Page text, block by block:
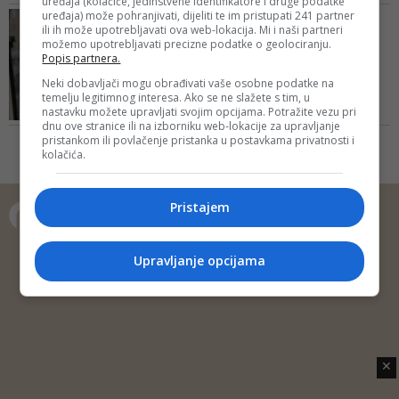
Lavić je dobio deset godina
zabrane obavljanja profesionalne
djelatnosti nakon izdržavanja
VIŠEMILIONSKA ŠTETA
Zaštitaru 'Murexa' osam
godina i pet mjeseci
Pobjegao je u službenom
automobilu 'renault megane', a
uhapšen je 21. septembra u
Višegradu
Copyright © 2014 Depo Portal
Kontakt Marketing
Privatnost korisnika
O nama
✕
uređaja) može pohranjivati, dijeliti te im pristupati 241 partner
ili ih može upotrebljavati ova web-lokacija. Mi i naši partneri
možemo upotrebljavati precizne podatke o geolociranju.
Popis partnera.
Neki dobavljači mogu obrađivati vaše osobne podatke na
temelju legitimnog interesa. Ako se ne slažete s tim, u
nastavku možete upravljati svojim opcijama. Potražite vezu pri
dnu ove stranice ili na izborniku web-lokacije za upravljanje
pristankom ili povlačenje pristanka u postavkama privatnosti i
kolačića.
Pristajem
Upravljanje opcijama